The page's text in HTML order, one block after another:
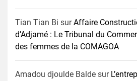
Tian Tian Bi surAffaire
d’Adjamé : Le Tribunal du
des femmes de la COMAGOA
Amadou djoulde Balde sur